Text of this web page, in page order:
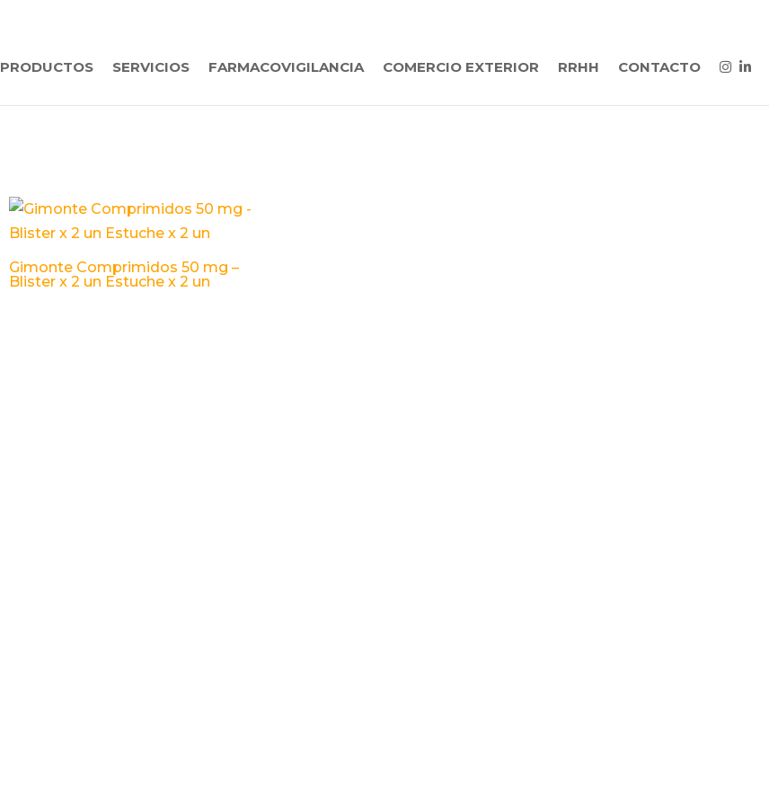
PRODUCTOS SERVICIOS FARMACOVIGILANCIA COMERCIO EXTERIOR RRHH CONTACTO
Gimonte Comprimidos 50 mg –
Blister x 2 un Estuche x 2 un